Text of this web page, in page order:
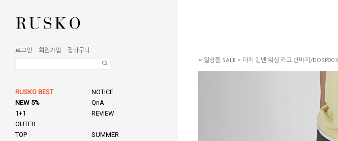
로그인 회원가입 장바구니
RUSKO BEST
NEW 5%
1+1
OUTER
TOP
NOTICE
QnA
REVIEW
SUMMER
세일상품 SALE > 더치 린넨 워싱 카고 반바지/DOSP003